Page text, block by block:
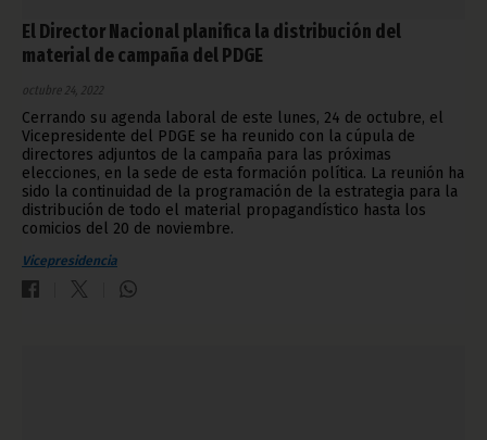
El Director Nacional planifica la distribución del
material de campaña del PDGE
octubre 24, 2022
Cerrando su agenda laboral de este lunes, 24 de octubre, el
Vicepresidente del PDGE se ha reunido con la cúpula de
directores adjuntos de la campaña para las próximas
elecciones, en la sede de esta formación política. La reunión ha
sido la continuidad de la programación de la estrategia para la
distribución de todo el material propagandístico hasta los
comicios del 20 de noviembre.
Vicepresidencia